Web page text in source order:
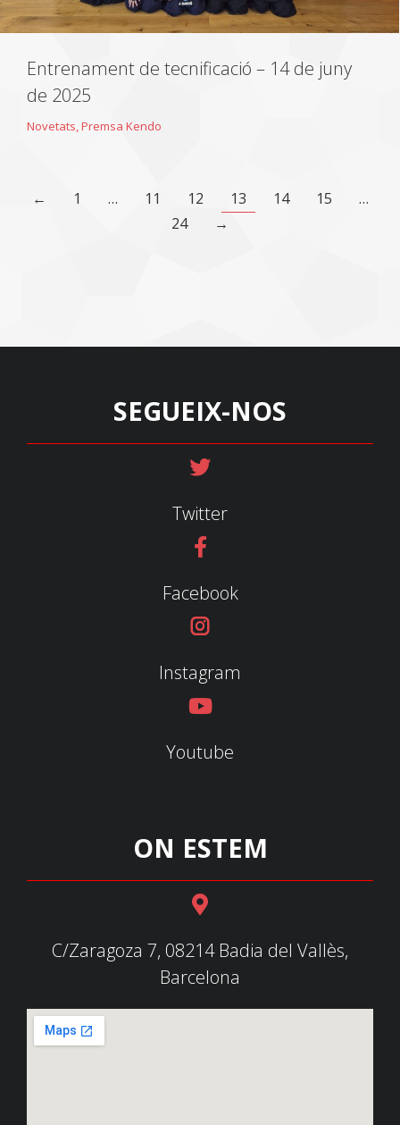
Entrenament de tecnificació – 14 de juny
de 2025
Novetats,Premsa Kendo
← 1 … 11 12 13 14 15
…
24
→
SEGUEIX-NOS
Twitter
Facebook
Instagram
Youtube
ON ESTEM
C/Zaragoza 7, 08214 Badia del Vallès,
Barcelona